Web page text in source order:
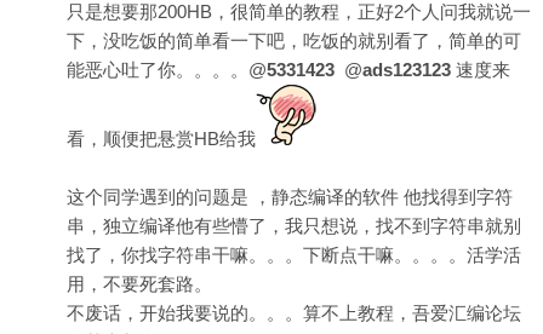
只是想要那200HB，很简单的教程，正好2个人问我就说一
下，没吃饭的简单看一下吧，吃饭的就别看了，简单的可
能恶心吐了你。。。。@5331423 @ads123123 速度来
看，顺便把悬赏HB给我
这个同学遇到的问题是 ，静态编译的软件 他找得到字符
串，独立编译他有些懵了，我只想说，找不到字符串就别
找了，你找字符串干嘛。。。下断点干嘛。。。。活学活
用，不要死套路。
不废话，开始我要说的。。。算不上教程，吾爱汇编论坛